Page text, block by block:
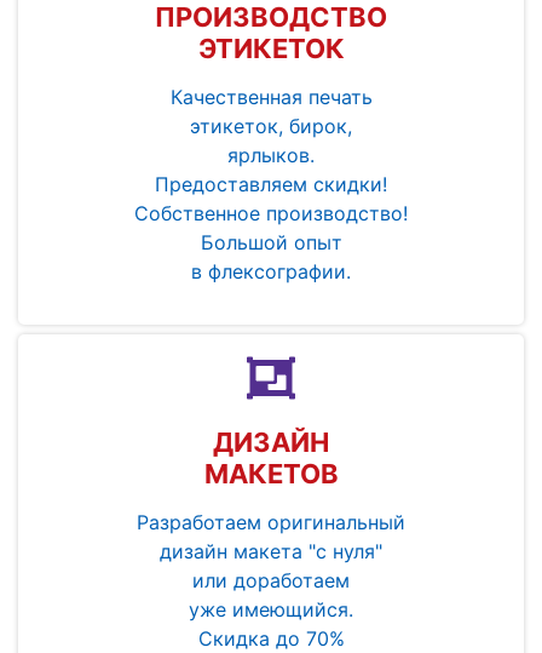
ПРОИЗВОДСТВО
ЭТИКЕТОК
Качественная печать
этикеток, бирок,
ярлыков.
Предоставляем скидки!
Собственное производство!
Большой опыт
в флексографии.
ДИЗАЙН
МАКЕТОВ
Разработаем оригинальный
дизайн макета "с нуля"
или доработаем
уже имеющийся.
Скидка до 70%